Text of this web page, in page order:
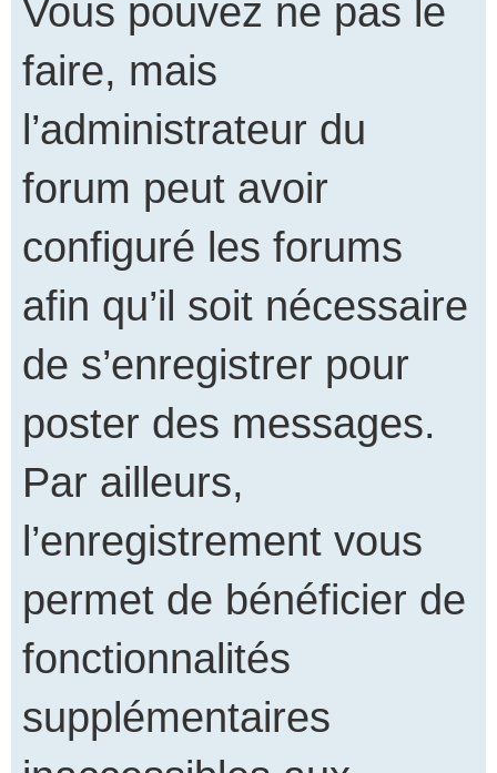
Vous pouvez ne pas le
faire, mais
l’administrateur du
forum peut avoir
configuré les forums
afin qu’il soit nécessaire
de s’enregistrer pour
poster des messages.
Par ailleurs,
l’enregistrement vous
permet de bénéficier de
fonctionnalités
supplémentaires